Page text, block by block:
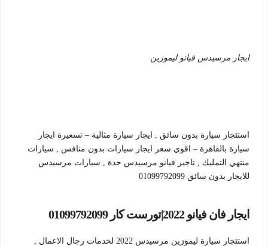
ايجار مرسيدس فيانو ليموزين
استئجار سيارة بدون سائق , ايجار سيارة مثالية – تسعيرة ايجار
سيارة بالقاهرة – اقوي سعر ايجار سيارات بدون منافس , سيارات
منتهي التمليك , تاجير فيانو مرسيدس جدة , سيارات مرسيدس
للايجار بدون سائق 01099792099
ايجار فان فيانو 2022|تورست كار 01099792099
استئجار سيارة ليموزين مرسيدس 2022 لخدمات رجال الاعمال ,